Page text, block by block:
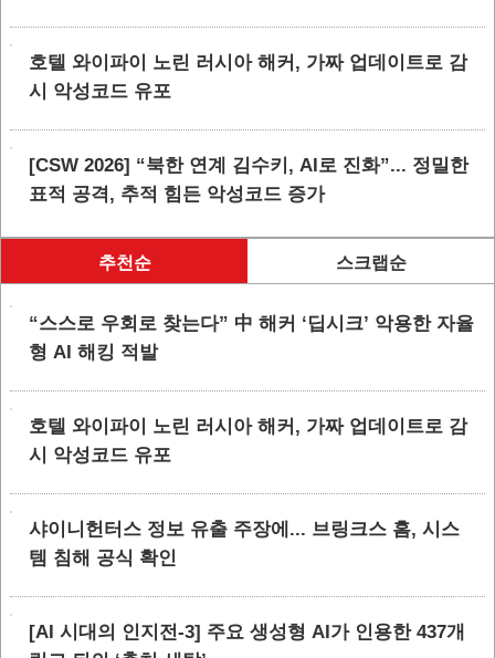
호텔 와이파이 노린 러시아 해커, 가짜 업데이트로 감
시 악성코드 유포
[CSW 2026] “북한 연계 김수키, AI로 진화”... 정밀한
표적 공격, 추적 힘든 악성코드 증가
추천순 스크랩순
“스스로 우회로 찾는다” 中 해커 ‘딥시크’ 악용한 자율
형 AI 해킹 적발
호텔 와이파이 노린 러시아 해커, 가짜 업데이트로 감
시 악성코드 유포
샤이니헌터스 정보 유출 주장에... 브링크스 홈, 시스
템 침해 공식 확인
[AI 시대의 인지전-3] 주요 생성형 AI가 인용한 437개